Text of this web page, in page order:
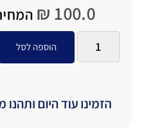
₪ 100.0
הוספה לסל
הזמינו עוד היום